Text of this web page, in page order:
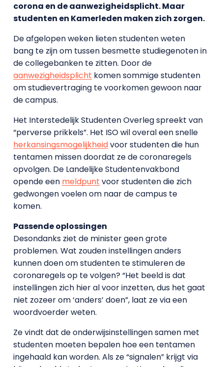
corona en de aanwezigheidsplicht. Maar
studenten en Kamerleden maken zich zorgen.
De afgelopen weken lieten studenten weten
bang te zijn om tussen besmette studiegenoten in
de collegebanken te zitten. Door de
aanwezigheidsplicht komen sommige studenten
om studievertraging te voorkomen gewoon naar
de campus.
Het Interstedelijk Studenten Overleg spreekt van
“perverse prikkels”. Het ISO wil overal een snelle
herkansingsmogelijkheidvoor studenten die hun
tentamen missen doordat ze de coronaregels
opvolgen. De Landelijke Studentenvakbond
opende een meldpunt voor studenten die zich
gedwongen voelen om naar de campus te
komen.
Passende oplossingen
Desondanks ziet de minister geen grote
problemen. Wat zouden instellingen anders
kunnen doen om studenten te stimuleren de
coronaregels op te volgen? “Het beeld is dat
instellingen zich hier al voor inzetten, dus het gaat
niet zozeer om ‘anders’ doen”, laat ze via een
woordvoerder weten.
Ze vindt dat de onderwijsinstellingen samen met
studenten moeten bepalen hoe een tentamen
ingehaald kan worden. Als ze “signalen” krijgt via